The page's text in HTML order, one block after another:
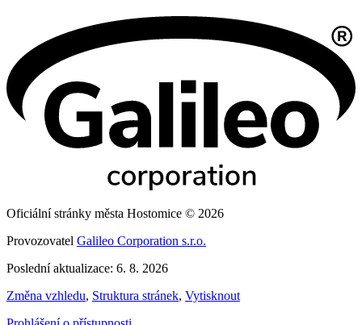
Oficiální stránky města Hostomice © 2026
Provozovatel Galileo Corporation s.r.o.
Poslední aktualizace: 6. 8. 2026
Změna vzhledu, Struktura stránek, Vytisknout